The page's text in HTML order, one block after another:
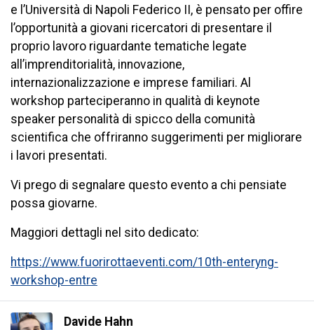
e l’Università di Napoli Federico II, è pensato per offire
l’opportunità a giovani ricercatori di presentare il
proprio lavoro riguardante tematiche legate
all’imprenditorialità, innovazione,
internazionalizzazione e imprese familiari. Al
workshop parteciperanno in qualità di keynote
speaker personalità di spicco della comunità
scientifica che offriranno suggerimenti per migliorare
i lavori presentati.
Vi prego di segnalare questo evento a chi pensiate
possa giovarne.
Maggiori dettagli nel sito dedicato:
https://www.fuorirottaeventi.com/10th-enteryng-
workshop-entre
Davide Hahn